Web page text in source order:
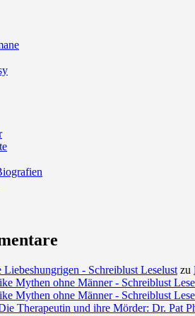
- Schreiblust Leselust zu
Mythen ohne Männer - Schreiblust
Mythen ohne Männer - Schreiblust
Therapeutin und ihre Mörder: Dr. Pat